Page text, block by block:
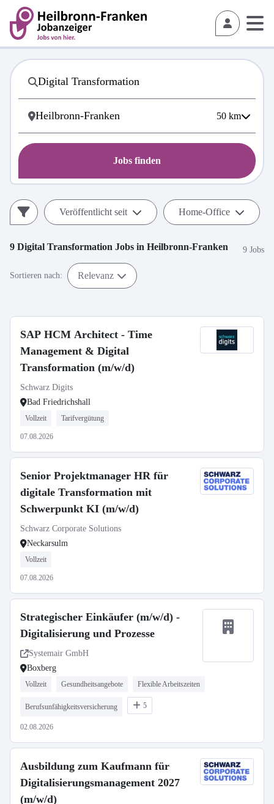
50 km
Jobs finden
Veröffentlicht seit Home-Office
9 Digital Transformation Jobs in Heilbronn-Franken 9 Jobs
Sortieren nach: Relevanz
SAP HCM Architect - Time
Management & Digital
Transformation (m/w/d)
Schwarz Digits
Bad Friedrichshall
Vollzeit Tarifvergütung
07.08.2026
Senior Projektmanager HR für
digitale Transformation mit
Schwerpunkt KI (m/w/d)
Schwarz Corporate Solutions
Neckarsulm
Vollzeit
07.08.2026
Strategischer Einkäufer (m/w/d) -
Digitalisierung und Prozesse
Systemair GmbH
Boxberg
Vollzeit Gesundheitsangebote Flexible Arbeitszeiten
Berufsunfähigkeitsversicherung 5
02.08.2026
Ausbildung zum Kaufmann für
Digitalisierungsmanagement 2027
(m/w/d)